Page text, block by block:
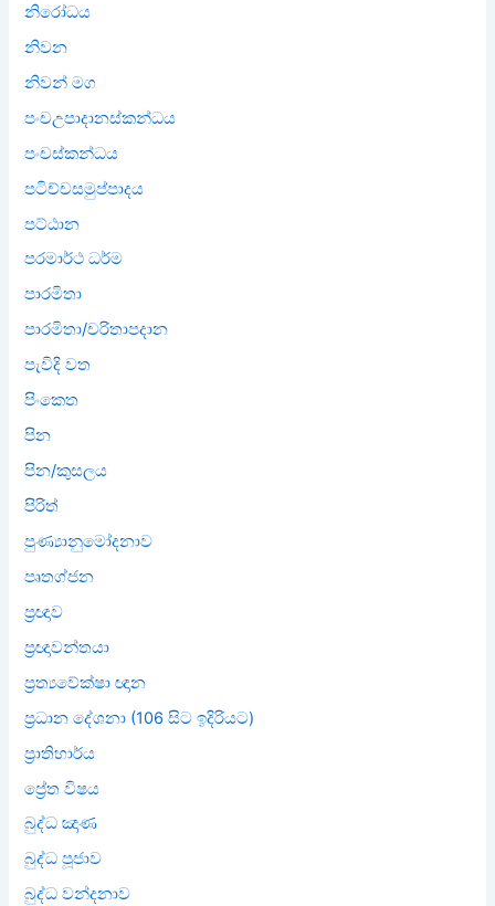
නිරෝධය
නිවන
නිවන් මග
පංචඋපාදානස්කන්ධය
පංචස්කන්ධය
පටිච්චසමුප්පාදය
පට්ඨාන
පරමාර්ථ ධර්ම
පාරමිතා
පාරමිතා/චරිතාපදාන
පැවිදි වත
පිංකෙත
පින
පින/කුසලය
පිරිත්
පුණ්‍යානුමෝදනාව
පෘතග්ජන
ප්‍රඥාව
ප්‍රඥාවන්තයා
ප්‍රත්‍යවේක්ෂා ඥාන
ප්‍රධාන දේශනා (106 සිට ඉදිරියට)
ප්‍රාතිහාර්ය
ප්‍රේත විෂය
බුද්ධ ඤාණ
බුද්ධ පූජාව
බුද්ධ වන්දනාව